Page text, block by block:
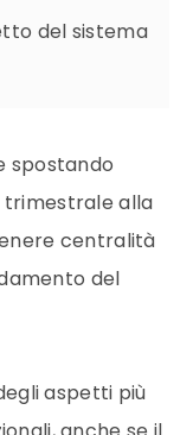
del sistema
spostando
trimestrale alla
centralità
del
aspetti più